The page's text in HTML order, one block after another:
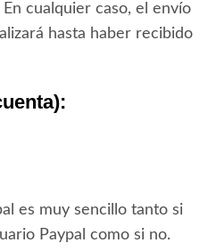
cualquier caso, el envío
hasta haber recibido
es muy sencillo tanto si
Paypal como si no.